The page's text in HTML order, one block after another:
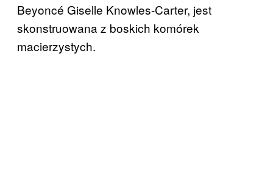
Beyoncé Giselle Knowles-Carter, jest
skonstruowana z boskich komórek
macierzystych.